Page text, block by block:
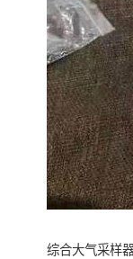
综合大气采样